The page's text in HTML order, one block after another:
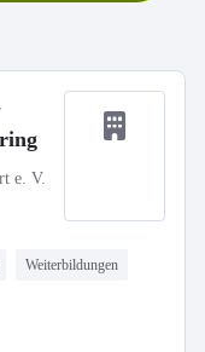
e. V.
Weiterbildungen